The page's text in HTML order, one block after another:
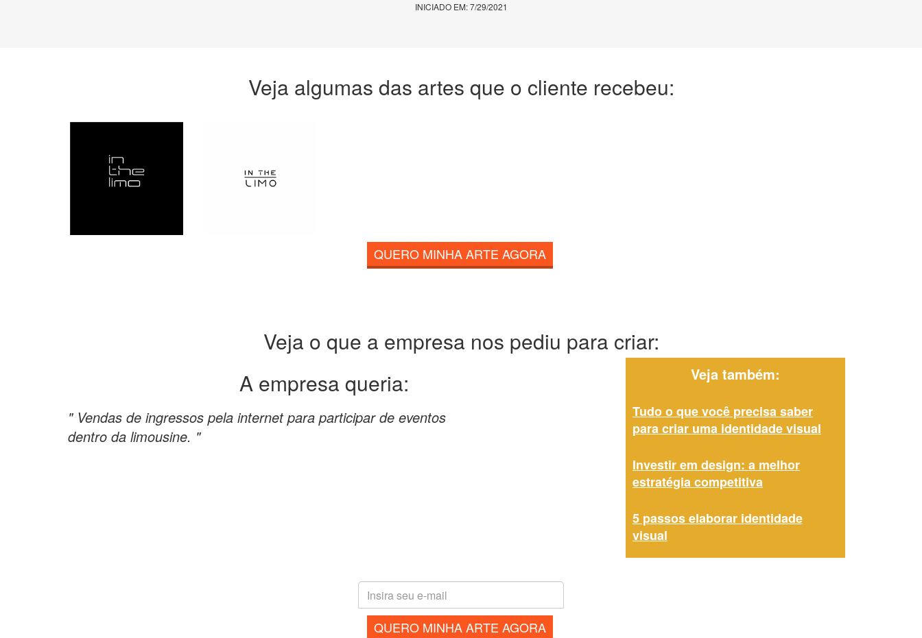
INICIADO EM: 7/29/2021
Veja algumas das artes que o cliente recebeu:
QUERO MINHA ARTE AGORA
Veja o que a empresa nos pediu para criar:
A empresa queria:
" Vendas de ingressos pela internet para participar de eventos
dentro da limousine. "
Veja também:
Tudo o que você precisa saber
para criar uma identidade visual
Investir em design: a melhor
estratégia competitiva
5 passos elaborar identidade
visual
QUERO MINHA ARTE AGORA